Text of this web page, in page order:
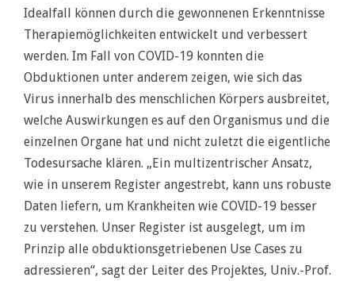
Idealfall können durch die gewonnenen Erkenntnisse
Therapiemöglichkeiten entwickelt und verbessert
werden. Im Fall von COVID-19 konnten die
Obduktionen unter anderem zeigen, wie sich das
Virus innerhalb des menschlichen Körpers ausbreitet,
welche Auswirkungen es auf den Organismus und die
einzelnen Organe hat und nicht zuletzt die eigentliche
Todesursache klären. „Ein multizentrischer Ansatz,
wie in unserem Register angestrebt, kann uns robuste
Daten liefern, um Krankheiten wie COVID-19 besser
zu verstehen. Unser Register ist ausgelegt, um im
Prinzip alle obduktionsgetriebenen Use Cases zu
adressieren“, sagt der Leiter des Projektes, Univ.-Prof.